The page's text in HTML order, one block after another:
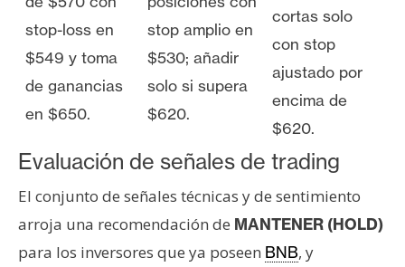
stop-loss en
$549 y toma
de ganancias
en $650.
stop amplio en
$530; añadir
solo si supera
$620.
cortas solo
con stop
ajustado por
encima de
$620.
Evaluación de señales de trading
El conjunto de señales técnicas y de sentimiento
arroja una recomendación de MANTENER (HOLD)
para los inversores que ya poseen BNB, y